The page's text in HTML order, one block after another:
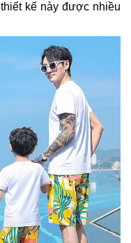
kế này được nhiều